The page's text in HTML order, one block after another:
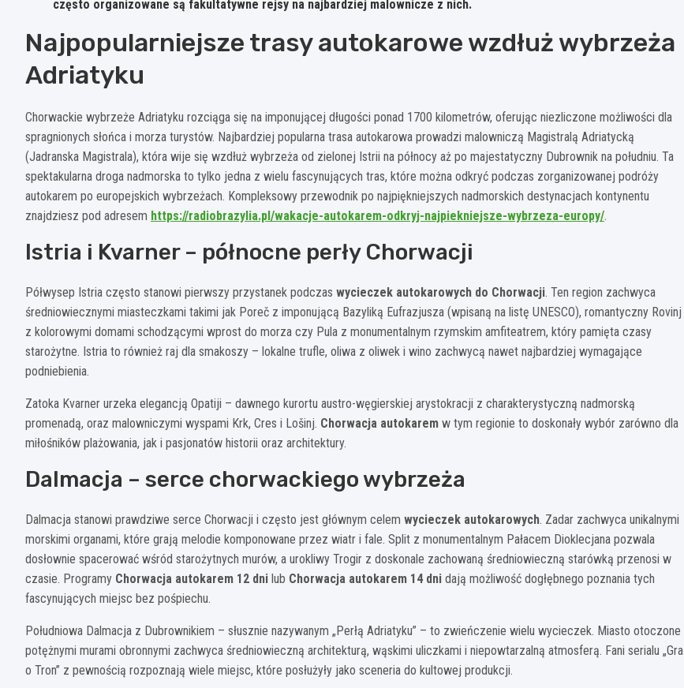
często organizowane są fakultatywne rejsy na najbardziej malownicze z nich.
Najpopularniejsze trasy autokarowe wzdłuż wybrzeża
Adriatyku
Chorwackie wybrzeże Adriatyku rozciąga się na imponującej długości ponad 1700 kilometrów, oferując niezliczone możliwości dla
spragnionych słońca i morza turystów. Najbardziej popularna trasa autokarowa prowadzi malowniczą Magistralą Adriatycką
(Jadranska Magistrala), która wije się wzdłuż wybrzeża od zielonej Istrii na północy aż po majestatyczny Dubrownik na południu. Ta
spektakularna droga nadmorska to tylko jedna z wielu fascynujących tras, które można odkryć podczas zorganizowanej podróży
autokarem po europejskich wybrzeżach. Kompleksowy przewodnik po najpiękniejszych nadmorskich destynacjach kontynentu
znajdziesz pod adresem https://radiobrazylia.pl/wakacje-autokarem-odkryj-najpiekniejsze-wybrzeza-europy/.
Istria i Kvarner – północne perły Chorwacji
Półwysep Istria często stanowi pierwszy przystanek podczas wycieczek autokarowych do Chorwacji. Ten region zachwyca
średniowiecznymi miasteczkami takimi jak Poreč z imponującą Bazyliką Eufrazjusza (wpisaną na listę UNESCO), romantyczny Rovinj
z kolorowymi domami schodzącymi wprost do morza czy Pula z monumentalnym rzymskim amfiteatrem, który pamięta czasy
starożytne. Istria to również raj dla smakoszy – lokalne trufle, oliwa z oliwek i wino zachwycą nawet najbardziej wymagające
podniebienia.
Zatoka Kvarner urzeka elegancją Opatiji – dawnego kurortu austro-węgierskiej arystokracji z charakterystyczną nadmorską
promenadą, oraz malowniczymi wyspami Krk, Cres i Lošinj. Chorwacja autokarem w tym regionie to doskonały wybór zarówno dla
miłośników plażowania, jak i pasjonatów historii oraz architektury.
Dalmacja – serce chorwackiego wybrzeża
Dalmacja stanowi prawdziwe serce Chorwacji i często jest głównym celem wycieczek autokarowych. Zadar zachwyca unikalnymi
morskimi organami, które grają melodie komponowane przez wiatr i fale. Split z monumentalnym Pałacem Dioklecjana pozwala
dosłownie spacerować wśród starożytnych murów, a urokliwy Trogir z doskonale zachowaną średniowieczną starówką przenosi w
czasie. Programy Chorwacja autokarem 12 dni lub Chorwacja autokarem 14 dni dają możliwość dogłębnego poznania tych
fascynujących miejsc bez pośpiechu.
Południowa Dalmacja z Dubrownikiem – słusznie nazywanym „Perłą Adriatyku” – to zwieńczenie wielu wycieczek. Miasto otoczone
potężnymi murami obronnymi zachwyca średniowieczną architekturą, wąskimi uliczkami i niepowtarzalną atmosferą. Fani serialu „Gra
o Tron” z pewnością rozpoznają wiele miejsc, które posłużyły jako sceneria do kultowej produkcji.